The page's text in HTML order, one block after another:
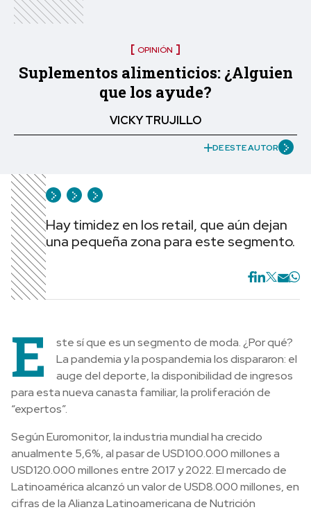
OPINIÓN
Suplementos alimenticios: ¿Alguien
que los ayude?
VICKY TRUJILLO
DE ESTE AUTOR
Hay timidez en los retail, que aún dejan
una pequeña zona para este segmento.
E
ste sí que es un segmento de moda. ¿Por qué?
La pandemia y la pospandemia los dispararon: el
auge del deporte, la disponibilidad de ingresos
para esta nueva canasta familiar, la proliferación de
“expertos”.
Según Euromonitor, la industria mundial ha crecido
anualmente 5,6%, al pasar de USD100.000 millones a
USD120.000 millones entre 2017 y 2022. El mercado de
Latinoamérica alcanzó un valor de USD8.000 millones, en
cifras de la Alianza Latinoamericana de Nutrición